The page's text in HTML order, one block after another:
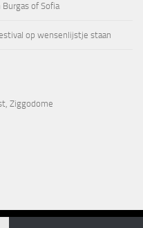
of Sofia
op wensenlijstje staan
Ziggodome